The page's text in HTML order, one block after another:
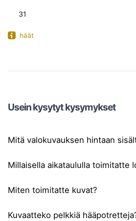
31
häät
Usein kysytyt kysymykset
Mitä valokuvauksen hintaan
Millaisella aikataululla toimitatte
Miten toimitatte kuvat?
Kuvaatteko pelkkiä